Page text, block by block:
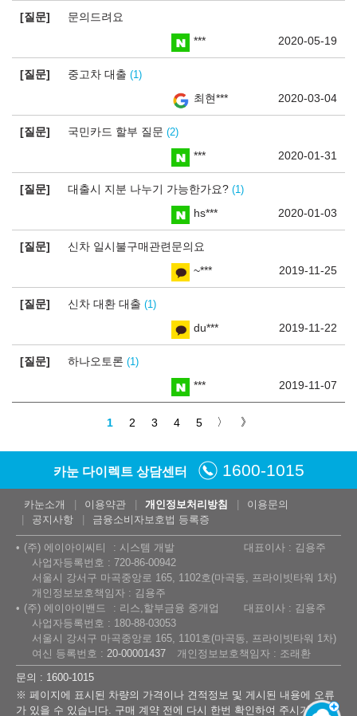
질문
문의드려요
2020-05-19
***
질문 중고차 대출 1
2020-03-04
최현***
질문 국민카드 할부 질문 2
2020-01-31
***
질문 대출시 지분 나누기 가능한가요? 1
2020-01-03
hs***
질문
신차 일시불구매관련문의요
2019-11-25
~***
질문 신차 대환 대출 1
2019-11-22
du***
질문 하나오토론 1
2019-11-07
***
1 2 3 4 5
카눈 다이렉트 상담센터 1600-1015
카눈소개 이용약관 개인정보처리방침
이용문의
공지사항
금융소비자보호법 등록증
(주) 에이아이씨티 시스템 개발
대표이사 : 김용주
사업자등록번호 : 720-86-00942
서울시 강서구 마곡중앙로 165, 1102호(마곡동, 프라이빗타워 1차)
개인정보보호책임자 : 김용주
(주) 에이아이밴드
리스,할부금융 중개업
대표이사 : 김용주
사업자등록번호 : 180-88-03053
서울시 강서구 마곡중앙로 165, 1101호(마곡동, 프라이빗타워 1차)
여신 등록번호 : 20-00001437
개인정보보호책임자 : 조래환
문의 : 1600-1015
※ 페이지에 표시된 차량의 가격이나 견적정보 및 게시된 내용에 오류
가 있을 수 있습니다. 구매 계약 전에 다시 한번 확인하여 주시기 바랍